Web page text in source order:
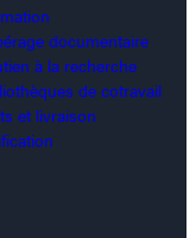
documentaire
à la recherche
de cotravail
et livraison